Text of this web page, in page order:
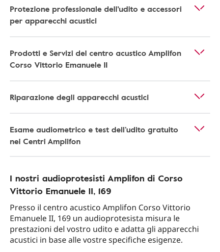
Protezione professionale dell'udito e accessori
per apparecchi acustici
Prodotti e Servizi del centro acustico Amplifon
Corso Vittorio Emanuele II
Riparazione degli apparecchi acustici
Esame audiometrico e test dell’udito gratuito
nei Centri Amplifon
I nostri audioprotesisti Amplifon di Corso
Vittorio Emanuele II, 169
Presso il centro acustico Amplifon Corso Vittorio
Emanuele II, 169 un audioprotesista misura le
prestazioni del vostro udito e adatta gli apparecchi
acustici in base alle vostre specifiche esigenze.